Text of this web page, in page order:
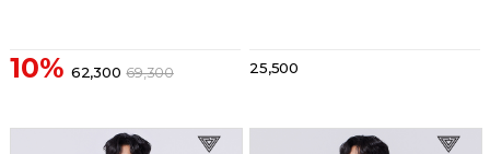
10% 62,300 69,300 25,500